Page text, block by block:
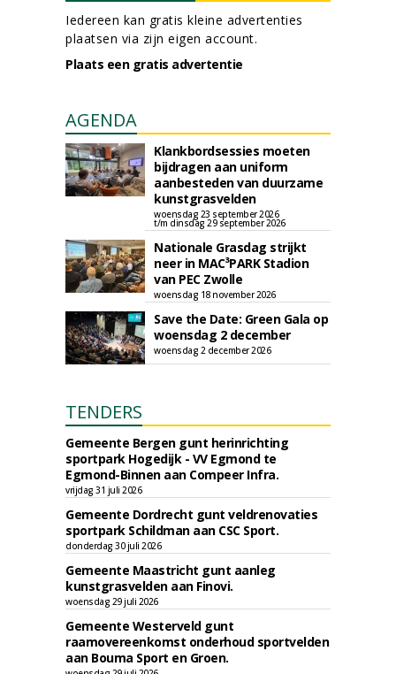
Iedereen kan gratis kleine advertenties
plaatsen via zijn eigen account.
Plaats een gratis advertentie
AGENDA
Klankbordsessies moeten
bijdragen aan uniform
aanbesteden van duurzame
kunstgrasvelden
woensdag 23 september 2026
t/m dinsdag 29 september 2026
Nationale Grasdag strijkt
neer in MAC³PARK Stadion
van PEC Zwolle
woensdag 18 november 2026
Save the Date: Green Gala op
woensdag 2 december
woensdag 2 december 2026
TENDERS
Gemeente Bergen gunt herinrichting
sportpark Hogedijk - VV Egmond te
Egmond-Binnen aan Compeer Infra.
vrijdag 31 juli 2026
Gemeente Dordrecht gunt veldrenovaties
sportpark Schildman aan CSC Sport.
donderdag 30 juli 2026
Gemeente Maastricht gunt aanleg
kunstgrasvelden aan Finovi.
woensdag 29 juli 2026
Gemeente Westerveld gunt
raamovereenkomst onderhoud sportvelden
aan Bouma Sport en Groen.